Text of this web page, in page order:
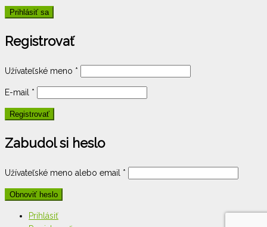
Registrovať
Užívateľské meno *
E-mail *
Zabudol si heslo
Užívateľské meno alebo email *
Prihlásiť